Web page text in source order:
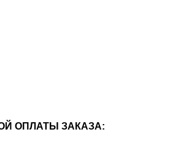
ОПЛАТЫ ЗАКАЗА: